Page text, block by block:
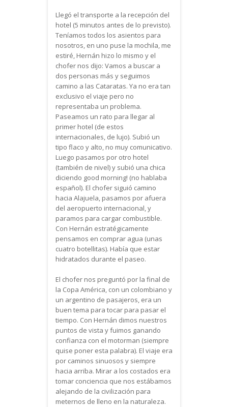
Llegó el transporte a la recepción del
hotel (5 minutos antes de lo previsto).
Teníamos todos los asientos para
nosotros, en uno puse la mochila, me
estiré, Hernán hizo lo mismo y el
chofer nos dijo: Vamos a buscar a
dos personas más y seguimos
camino a las Cataratas. Ya no era tan
exclusivo el viaje pero no
representaba un problema.
Paseamos un rato para llegar al
primer hotel (de estos
internacionales, de lujo). Subió un
tipo flaco y alto, no muy comunicativo.
Luego pasamos por otro hotel
(también de nivel) y subió una chica
diciendo good morning! (no hablaba
español). El chofer siguió camino
hacia Alajuela, pasamos por afuera
del aeropuerto internacional, y
paramos para cargar combustible.
Con Hernán estratégicamente
pensamos en comprar agua (unas
cuatro botellitas). Había que estar
hidratados durante el paseo.
El chofer nos preguntó por la final de
la Copa América, con un colombiano y
un argentino de pasajeros, era un
buen tema para tocar para pasar el
tiempo. Con Hernán dimos nuestros
puntos de vista y fuimos ganando
confianza con el motorman (siempre
quise poner esta palabra). El viaje era
por caminos sinuosos y siempre
hacia arriba. Mirar a los costados era
tomar conciencia que nos estábamos
alejando de la civilización para
meternos de lleno en la naturaleza.